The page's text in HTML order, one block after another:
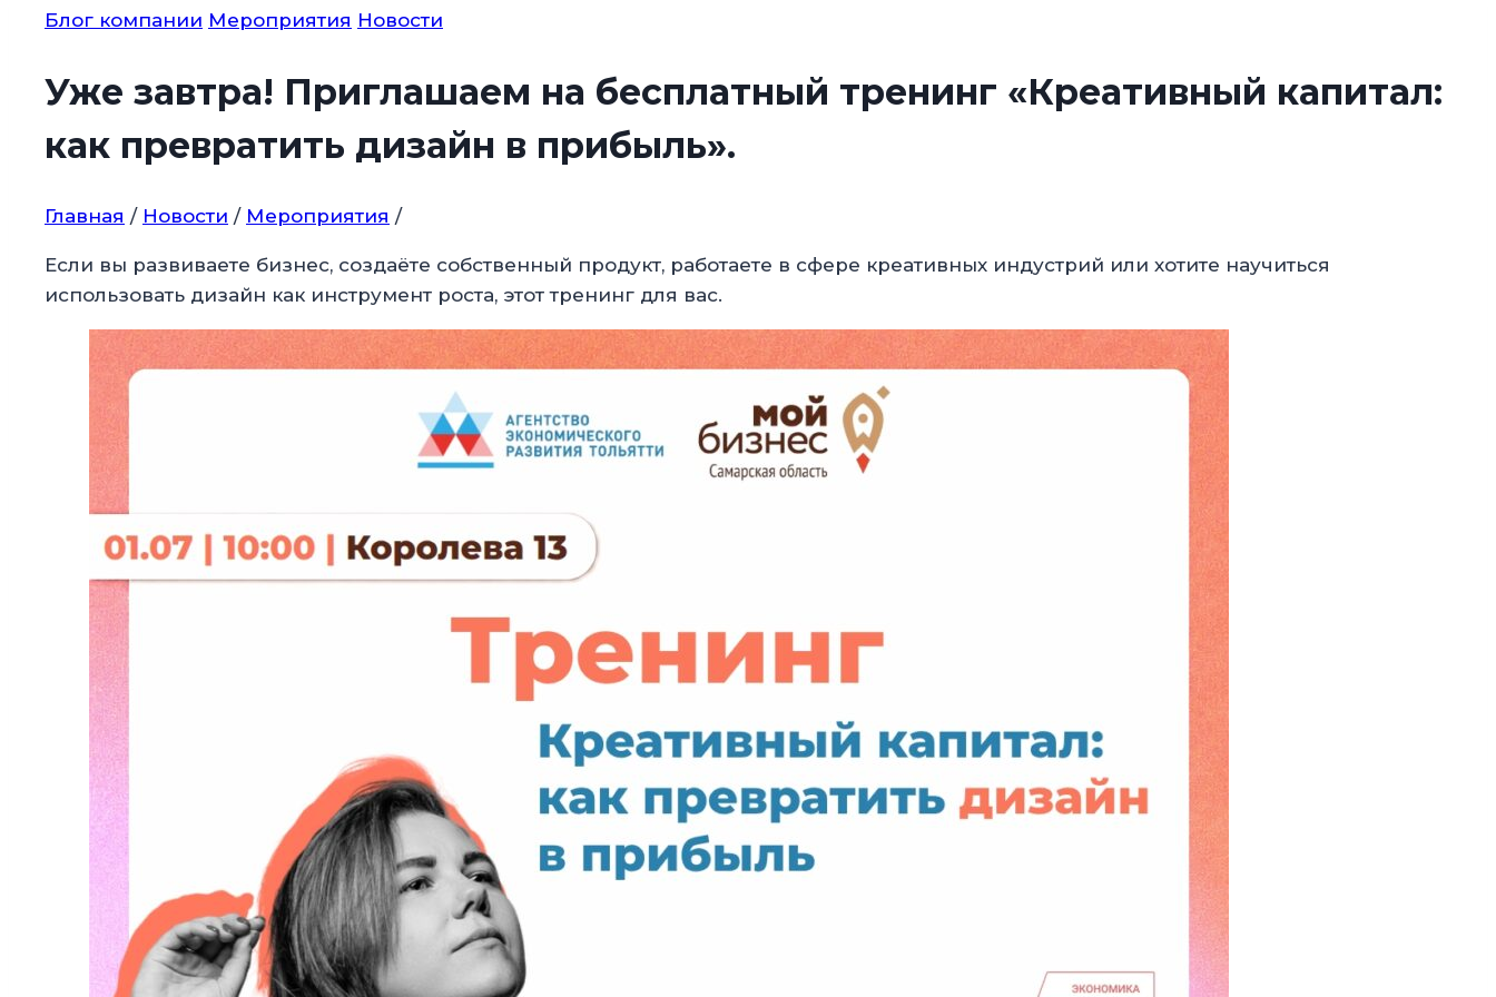
Блог компании Мероприятия Новости
Уже завтра! Приглашаем на бесплатный тренинг «Креативный капитал:
как превратить дизайн в прибыль».
Главная / Новости / Мероприятия /
Если вы развиваете бизнес, создаёте собственный продукт, работаете в сфере креативных индустрий или хотите научиться
использовать дизайн как инструмент роста, этот тренинг для вас.